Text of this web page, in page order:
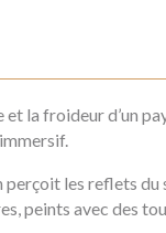
la froideur d’un
les reflets
peints avec des